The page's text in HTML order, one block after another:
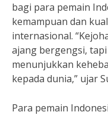
bagi para pemain
kemampuan dan
internasional.
ajang bergengsi,
menunjukkan
kepada dunia,” ujar
Para pemain